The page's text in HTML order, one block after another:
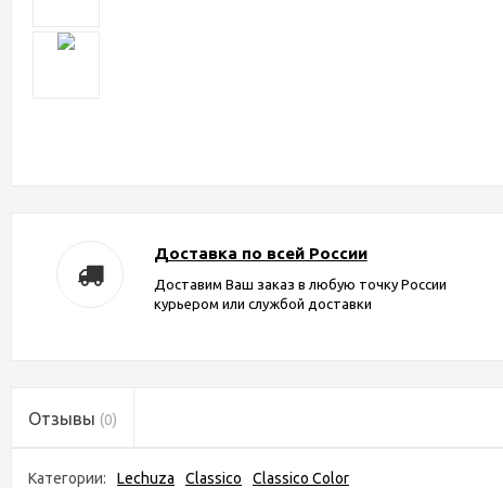
Доставка по всей России
Доставим Ваш заказ в любую точку России
курьером или службой доставки
Отзывы (0)
Категории: Lechuza Classico Classico Color